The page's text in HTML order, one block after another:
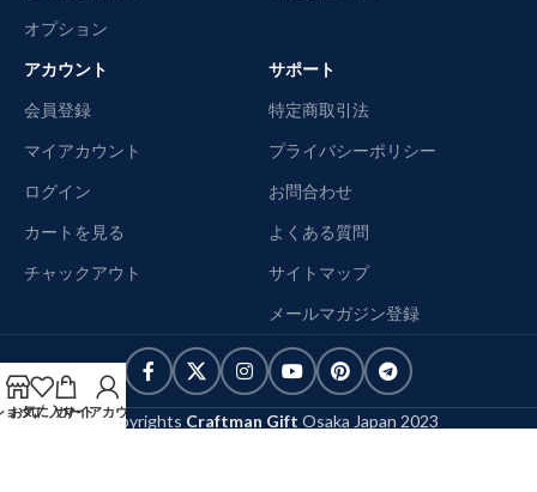
オプション
アカウント
会員登録
マイアカウント
ログイン
カートを見る
チャックアウト
サポート
特定商取引法
プライバシーポリシー
お問合わせ
よくある質問
サイトマップ
メールマガジン登録
Copyrights Craftman Gift Osaka Japan 2023
ョップ
お気に入りカート
マイアカウント